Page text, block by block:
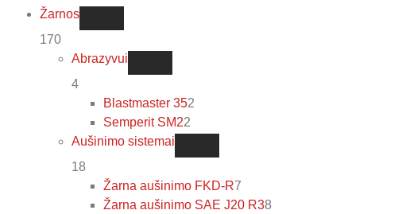
Žarnos
170
Abrazyvui
4
Blastmaster 352
Semperit SM22
Aušinimo sistemai
18
Žarna aušinimo FKD-R7
Žarna aušinimo SAE J20 R38